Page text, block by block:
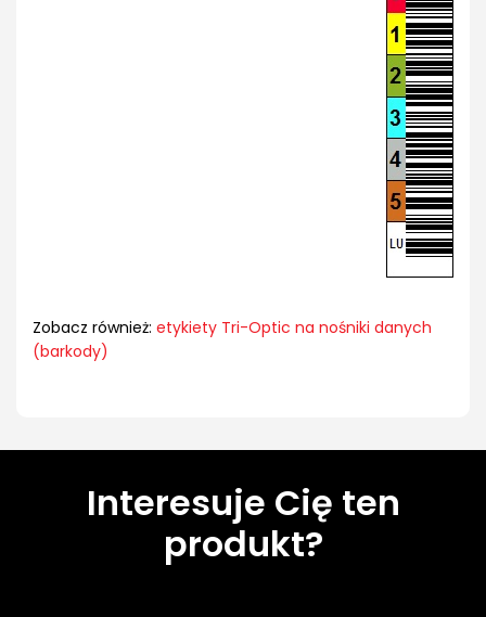
Zobacz również: etykiety Tri-Optic na nośniki danych
(barkody)
Interesuje Cię ten
produkt?